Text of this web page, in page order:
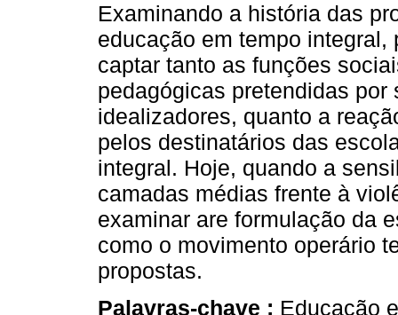
Examinando a história das
educação em tempo integral,
captar tanto as funções
pedagógicas pretendidas por
idealizadores, quanto a
pelos destinatários das
integral. Hoje, quando a
camadas médias frente à
examinar are formulação da
como o movimento operário
propostas.
Palavras-chave : Educação